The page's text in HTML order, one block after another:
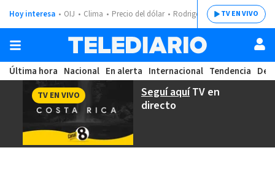
Hoy interesa OIJ Clima Precio del dólar Rodrigo ChavesTV EN VIVO
Última hora Nacional En alerta Internacional Tendencia
Seguí aquíTV en
directo
TV EN VIVO